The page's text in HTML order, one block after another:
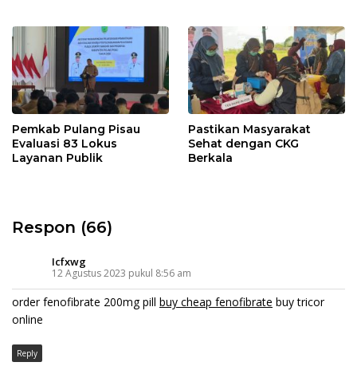
Pemkab Pulang Pisau
Evaluasi 83 Lokus
Layanan Publik
Pastikan Masyarakat
Sehat dengan CKG
Berkala
Respon (66)
Icfxwg
12 Agustus 2023 pukul 8:56 am
order fenofibrate 200mg pill buy cheap fenofibrate buy tricor
online
Reply